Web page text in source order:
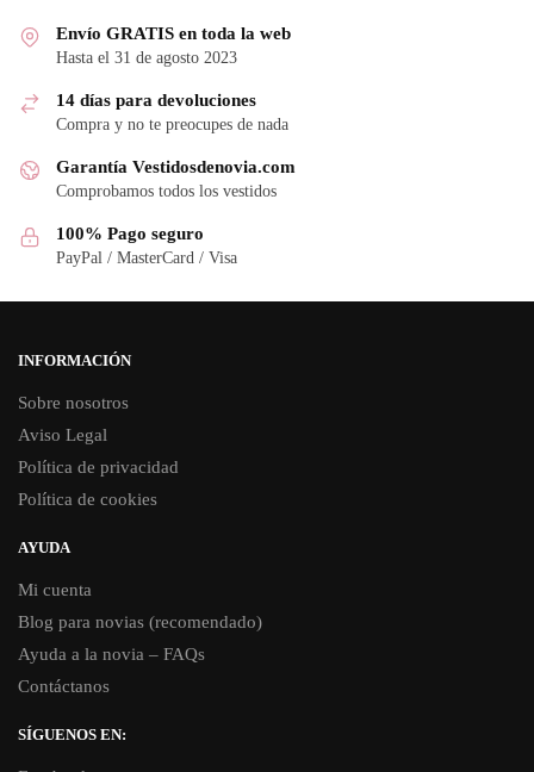
Envío GRATIS en toda la web
Hasta el 31 de agosto 2023
14 días para devoluciones
Compra y no te preocupes de nada
Garantía Vestidosdenovia.com
Comprobamos todos los vestidos
100% Pago seguro
PayPal / MasterCard / Visa
INFORMACIÓN
Sobre nosotros
Aviso Legal
Política de privacidad
Política de cookies
AYUDA
Mi cuenta
Blog para novias (recomendado)
Ayuda a la novia – FAQs
Contáctanos
SÍGUENOS EN: